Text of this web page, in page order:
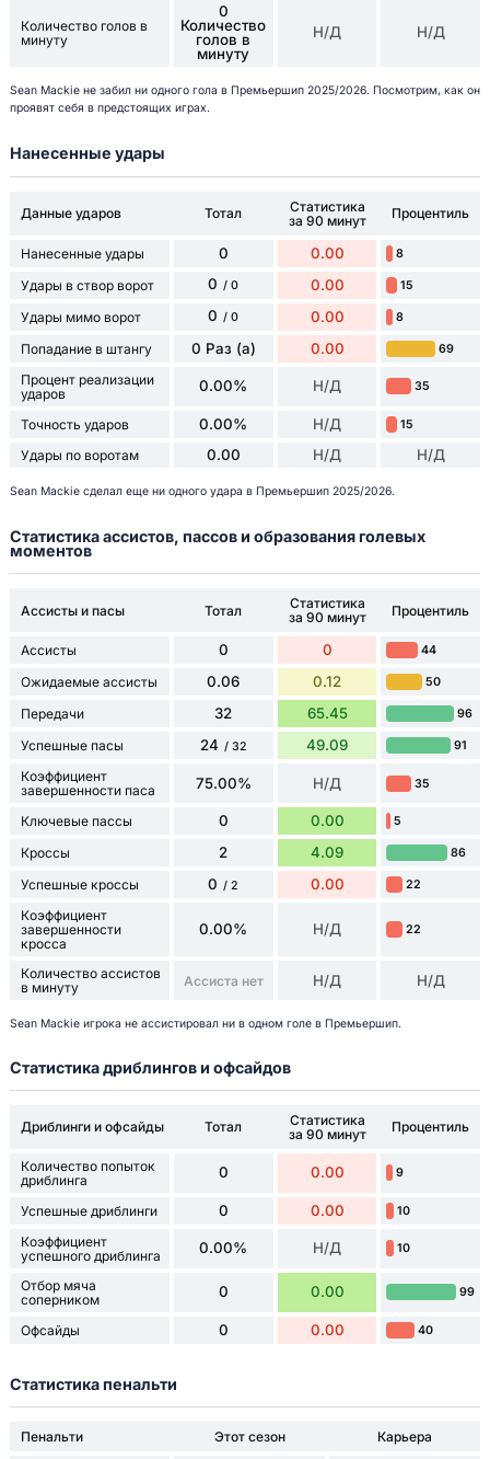
Количество голов в
минуту
0
Количество
голов в
минуту
Н/Д Н/Д
Sean Mackie не забил ни одного гола в Премьершип 2025/2026. Посмотрим, как он
проявят себя в предстоящих играх.
Нанесенные удары
Данные ударов Тотал
Статистика
за 90 минут
Процентиль
Нанесенные удары 0 0.00 8
Удары в створ ворот 0 / 0 0.00 15
Удары мимо ворот 0 / 0 0.00 8
Попадание в штангу 0 Раз (а) 0.00 69
Процент реализации
ударов
0.00% Н/Д 35
Точность ударов 0.00% Н/Д 15
Удары по воротам 0.00 Н/Д Н/Д
Sean Mackie сделал еще ни одного удара в Премьершип 2025/2026.
Статистика ассистов, пассов и образования голевых
моментов
Ассисты и пасы Тотал
Статистика
за 90 минут
Процентиль
Ассисты 0 0 44
Ожидаемые ассисты 0.06 0.12 50
Передачи 32 65.45 96
Успешные пасы 24 / 32 49.09 91
Коэффициент
завершенности паса
75.00% Н/Д 35
Ключевые пассы 0 0.00 5
Кроссы 2 4.09 86
Успешные кроссы 0 / 2 0.00 22
Коэффициент
завершенности
кросса
0.00% Н/Д 22
Количество ассистов
в минуту
Ассиста нет Н/Д Н/Д
Sean Mackie игрока не ассистировал ни в одном голе в Премьершип.
Статистика дриблингов и офсайдов
Дриблинги и офсайды Тотал
Статистика
за 90 минут
Процентиль
Количество попыток
дриблинга
0 0.00 9
Успешные дриблинги 0 0.00 10
Коэффициент
успешного дриблинга
0.00% Н/Д 10
Отбор мяча
соперником
0 0.00 99
Офсайды 0 0.00 40
Статистика пенальти
Пенальти Этот сезон
Карьера